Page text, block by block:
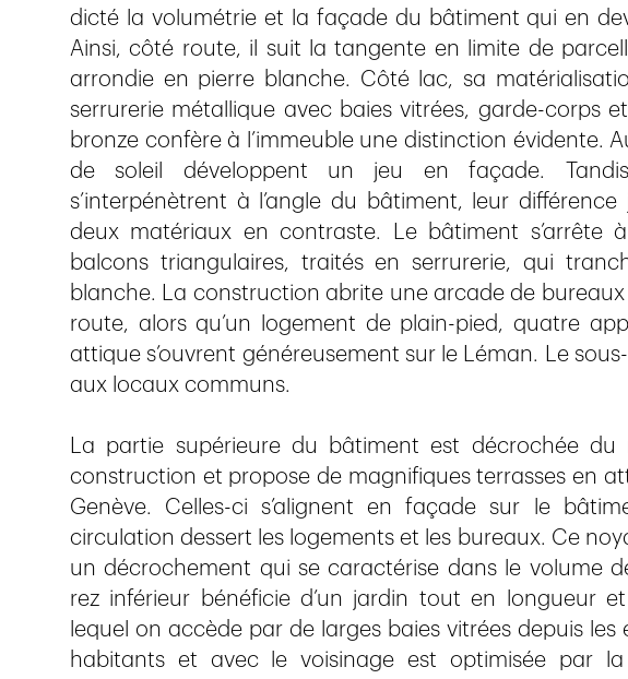
dicté la volumétrie et la façade du bâtiment qui en
Ainsi, côté route, il suit la tangente en limite de
arrondie en pierre blanche. Côté lac, sa
serrurerie métallique avec baies vitrées, garde-corps
bronze confère à l’immeuble une distinction évidente.
de soleil développent un jeu en façade.
s’interpénètrent à l’angle du bâtiment, leur
deux matériaux en contraste. Le bâtiment s’arrête
balcons triangulaires, traités en serrurerie, qui
blanche. La construction abrite une arcade de
route, alors qu’un logement de plain-pied, quatre
attique s’ouvrent généreusement sur le Léman. Le
aux locaux communs.
La partie supérieure du bâtiment est décrochée du
construction et propose de magnifiques terrasses en
Genève. Celles-ci s’alignent en façade sur le
circulation dessert les logements et les bureaux. Ce
un décrochement qui se caractérise dans le volume
rez inférieur bénéficie d’un jardin tout en longueur
lequel on accède par de larges baies vitrées depuis les
habitants et avec le voisinage est optimisée par la